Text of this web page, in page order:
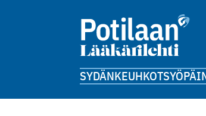
SYDÄNKEUHKOTSYÖPÄ